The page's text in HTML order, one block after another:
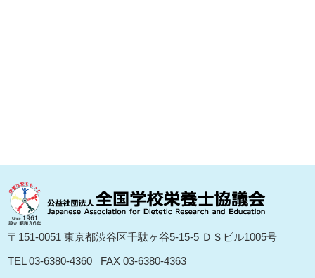
〒151-0051 東京都渋⾕区千駄ヶ⾕5-15-5 ＤＳビル1005号
TEL 03-6380-4360
FAX 03-6380-4363